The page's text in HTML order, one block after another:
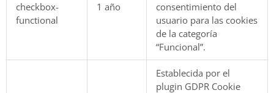
checkbox-
functional
1 año
consentimiento del
usuario para las cookies
de la categoría
“Funcional”.
Establecida por el
plugin GDPR Cookie